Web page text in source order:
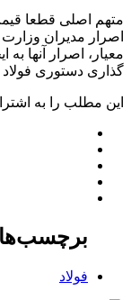
متهم اصلی قطعا
اصرار مدیران
معیار، اصرار آنها
گذاری دستوری
این مطلب را به
فولاد